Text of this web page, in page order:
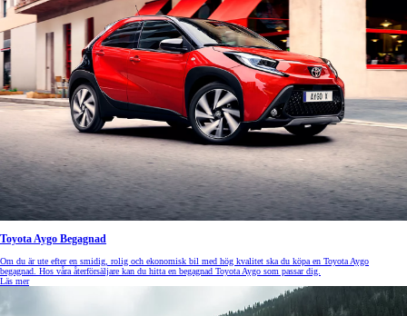
Toyota Aygo Begagnad
Om du är ute efter en smidig, rolig och ekonomisk bil med hög kvalitet ska du köpa en Toyota Aygo
begagnad. Hos våra återförsäljare kan du hitta en begagnad Toyota Aygo som passar dig.
Läs mer